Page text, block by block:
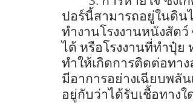
ปอร์นี้สามารถอยู่ในดิน
ทำงานโรงงานหนังสัต
ได้ หรือโรงงานที่ทำปุ๋ย
ทำให้เกิดการติดต่อทา
มีอาการอย่างเฉียบพลั
อยู่กับว่าได้รับเชื้อทางใ